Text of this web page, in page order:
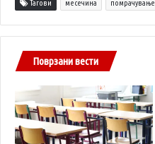
Тагови месечина помрачување
Поврзани вести